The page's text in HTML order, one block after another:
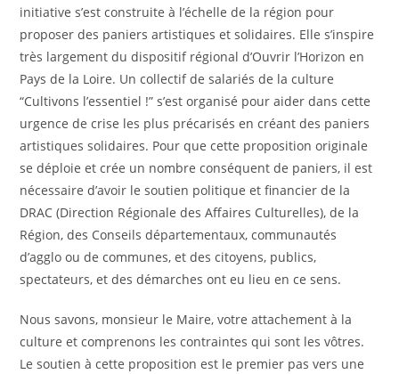
initiative s’est construite à l’échelle de la région pour
proposer des paniers artistiques et solidaires. Elle s’inspire
très largement du dispositif régional d’Ouvrir l’Horizon en
Pays de la Loire. Un collectif de salariés de la culture
“Cultivons l’essentiel !” s’est organisé pour aider dans cette
urgence de crise les plus précarisés en créant des paniers
artistiques solidaires. Pour que cette proposition originale
se déploie et crée un nombre conséquent de paniers, il est
nécessaire d’avoir le soutien politique et financier de la
DRAC (Direction Régionale des Affaires Culturelles), de la
Région, des Conseils départementaux, communautés
d’agglo ou de communes, et des citoyens, publics,
spectateurs, et des démarches ont eu lieu en ce sens.
Nous savons, monsieur le Maire, votre attachement à la
culture et comprenons les contraintes qui sont les vôtres.
Le soutien à cette proposition est le premier pas vers une